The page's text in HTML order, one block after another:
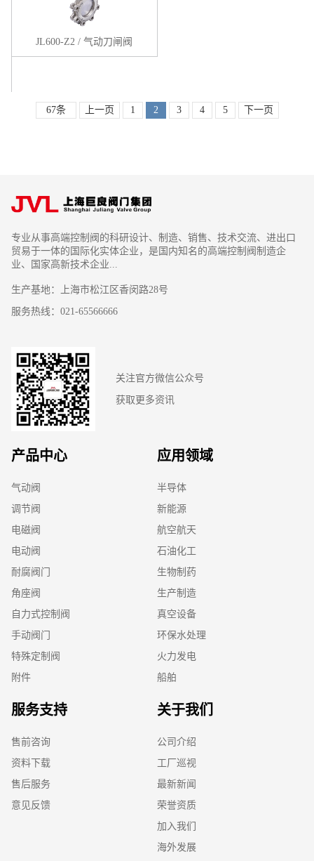
JL600-Z2 / 气动刀闸阀
67条 上一页 1 2 3 4 5 下一页
专业从事高端控制阀的科研设计、制造、销售、技术交流、进出口
贸易于一体的国际化实体企业，是国内知名的高端控制阀制造企
业、国家高新技术企业...
生产基地：上海市松江区香闵路28号
服务热线：021-65566666
关注官方微信公众号
获取更多资讯
产品中心
气动阀
调节阀
电磁阀
电动阀
耐腐阀门
角座阀
自力式控制阀
手动阀门
特殊定制阀
附件
应用领域
半导体
新能源
航空航天
石油化工
生物制药
生产制造
真空设备
环保水处理
火力发电
船舶
服务支持
售前咨询
资料下载
售后服务
意见反馈
关于我们
公司介绍
工厂巡视
最新新闻
荣誉资质
加入我们
海外发展